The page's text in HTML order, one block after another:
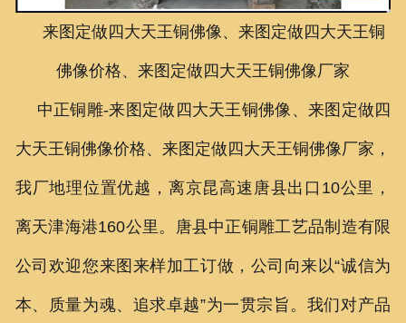
来图定做四大天王铜佛像、来图定做四大天王铜
佛像价格、来图定做四大天王铜佛像厂家
中正铜雕-来图定做四大天王铜佛像、 来图定做四
大天王铜佛像价格、 来图定做四大天王铜佛像厂家 ，
我厂地理位置优越，离京昆高速唐县出口10公里，
离天津海港160公里。唐县中正铜雕工艺品制造有限
公司欢迎您来图来样加工订做，公司向来以“诚信为
本、质量为魂、追求卓越”为一贯宗旨。我们对产品